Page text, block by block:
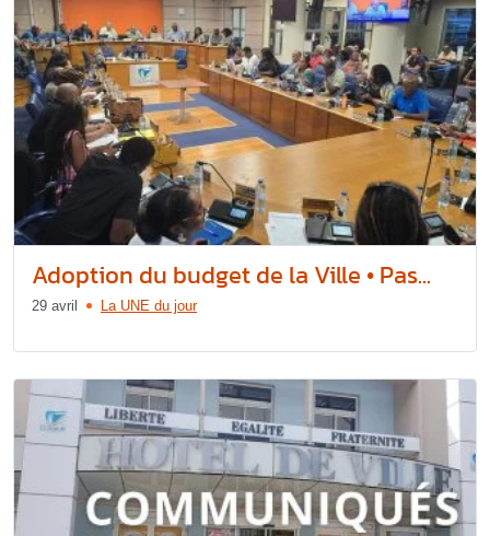
Adoption du budget de la Ville • Pas...
29 avril La UNE du jour